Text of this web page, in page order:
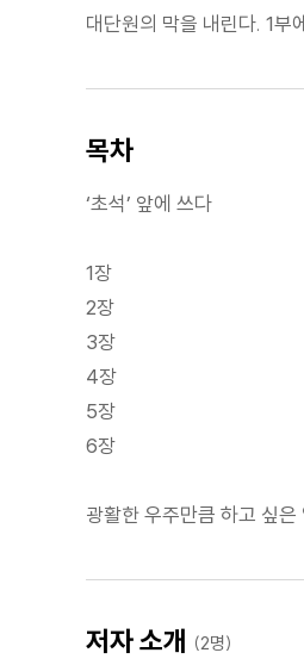
대단원의 막을 내린다. 1부
목차
‘초석’ 앞에 쓰다
1장
2장
3장
4장
5장
6장
광활한 우주만큼 하고 싶은
저자 소개 (2명)